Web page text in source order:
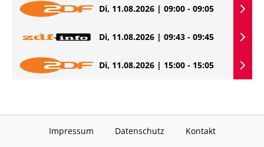
Di, 11.08.2026 | 09:00 - 09:05
Di, 11.08.2026 | 09:43 - 09:45
Di, 11.08.2026 | 15:00 - 15:05
Impressum Datenschutz Kontakt